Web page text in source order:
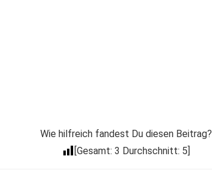
Wie hilfreich fandest Du diesen Beitrag?
[Gesamt: 3 Durchschnitt: 5]